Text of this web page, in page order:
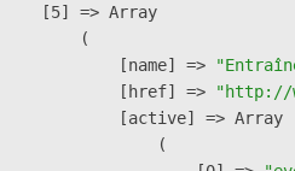
    [5] => Array
        (
            [name] =>
            [href] =>
"http://
            [active] => Array
                (